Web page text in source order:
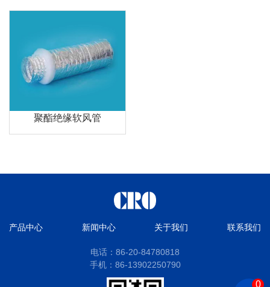
聚酯绝缘软风管
产品中心 新闻中心 关于我们 联系我们
电话：86-20-84780818
手机：86-13902250790
0